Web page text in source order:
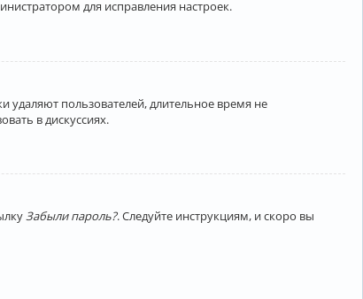
для исправления настроек.
пользователей, длительное время не
в дискуссиях.
Забыли пароль?. Следуйте инструкциям, и скоро вы